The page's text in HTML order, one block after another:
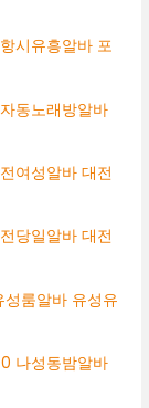
시유흥알바 포
동노래방알바
여성알바 대전
당일알바 대전
룸알바 유성유
나성동밤알바